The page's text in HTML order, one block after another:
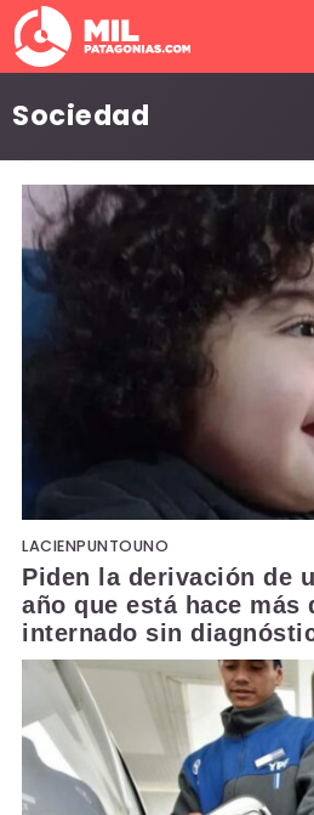
Sociedad
LACIENPUNTOUNO
Piden la derivación de
año que está hace más
internado sin